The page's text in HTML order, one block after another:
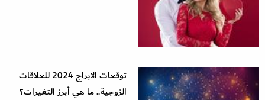
توقعات الابراج 2024 للعلاقات
الزوجية.. ما هي أبرز التغيرات؟